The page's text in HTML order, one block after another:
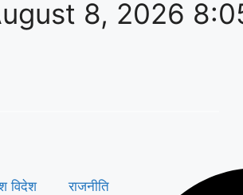
8, 2026
विदेश राजनीति